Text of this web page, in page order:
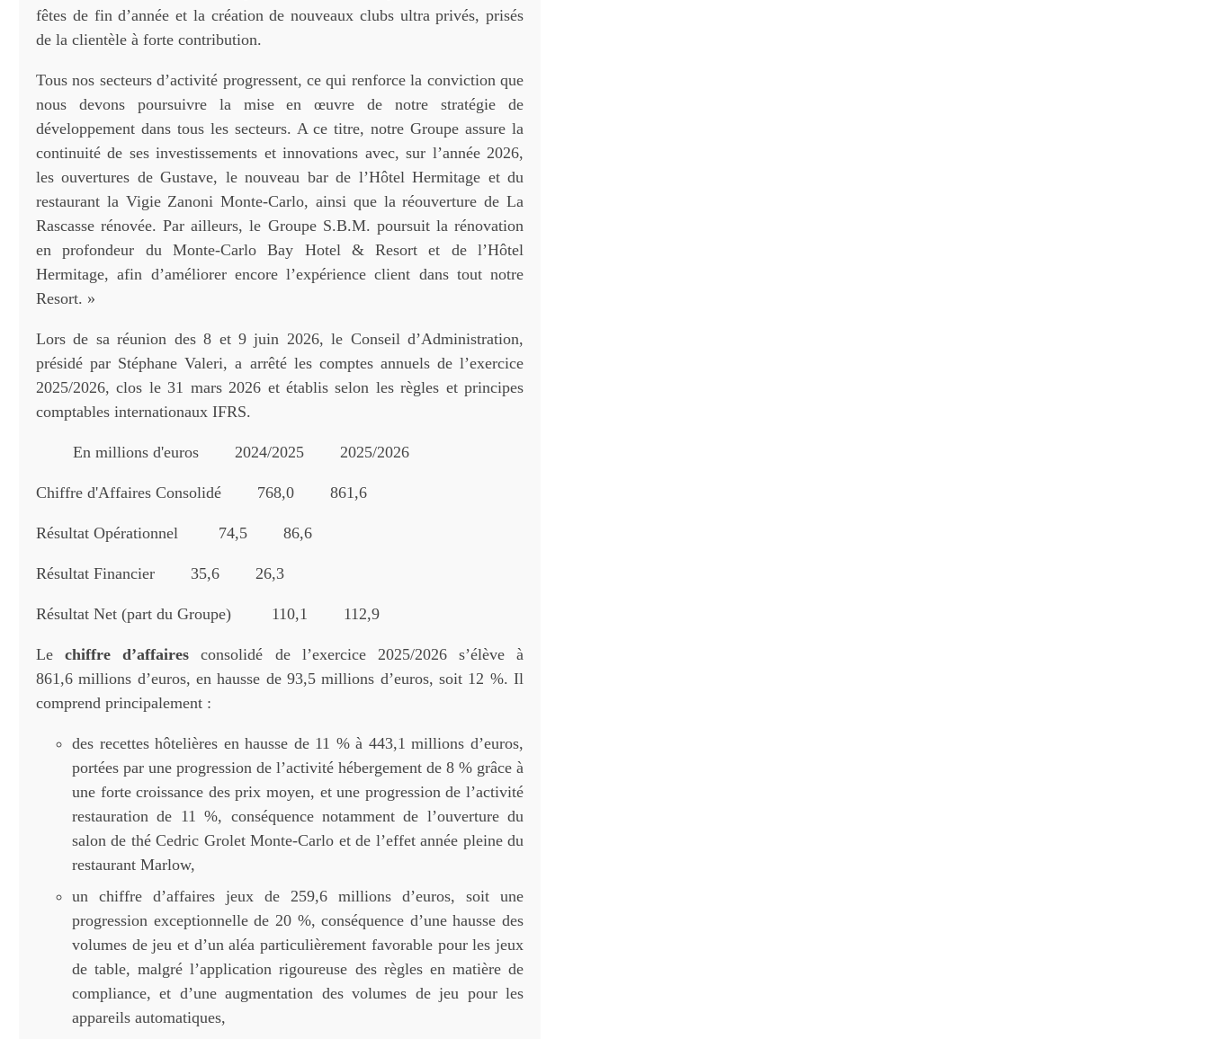
fêtes de fin d’année et la création de nouveaux clubs ultra privés, prisés
de la clientèle à forte contribution.
Tous nos secteurs d’activité progressent, ce qui renforce la conviction que
nous devons poursuivre la mise en œuvre de notre stratégie de
développement dans tous les secteurs. A ce titre, notre Groupe assure la
continuité de ses investissements et innovations avec, sur l’année 2026,
les ouvertures de Gustave, le nouveau bar de l’Hôtel Hermitage et du
restaurant la Vigie Zanoni Monte-Carlo, ainsi que la réouverture de La
Rascasse rénovée. Par ailleurs, le Groupe S.B.M. poursuit la rénovation
en profondeur du Monte-Carlo Bay Hotel & Resort et de l’Hôtel
Hermitage, afin d’améliorer encore l’expérience client dans tout notre
Resort. »
Lors de sa réunion des 8 et 9 juin 2026, le Conseil d’Administration,
présidé par Stéphane Valeri, a arrêté les comptes annuels de l’exercice
2025/2026, clos le 31 mars 2026 et établis selon les règles et principes
comptables internationaux IFRS.
En millions d'euros 2024/2025 2025/2026
Chiffre d'Affaires Consolidé 768,0 861,6
Résultat Opérationnel 74,5 86,6
Résultat Financier 35,6 26,3
Résultat Net (part du Groupe) 110,1 112,9
Lechiffre d’affairesconsolidé de l’exercice 2025/2026 s’élève à
861,6 millions d’euros, en hausse de 93,5 millions d’euros, soit 12 %. Il
comprend principalement :
des recettes hôtelières en hausse de 11 % à 443,1 millions d’euros,
portées par une progression de l’activité hébergement de 8 % grâce à
une forte croissance des prix moyen, et une progression de l’activité
restauration de 11 %, conséquence notamment de l’ouverture du
salon de thé Cedric Grolet Monte-Carlo et de l’effet année pleine du
restaurant Marlow,
un chiffre d’affaires jeux de 259,6 millions d’euros, soit une
progression exceptionnelle de 20 %, conséquence d’une hausse des
volumes de jeu et d’un aléa particulièrement favorable pour les jeux
de table, malgré l’application rigoureuse des règles en matière de
compliance, et d’une augmentation des volumes de jeu pour les
appareils automatiques,